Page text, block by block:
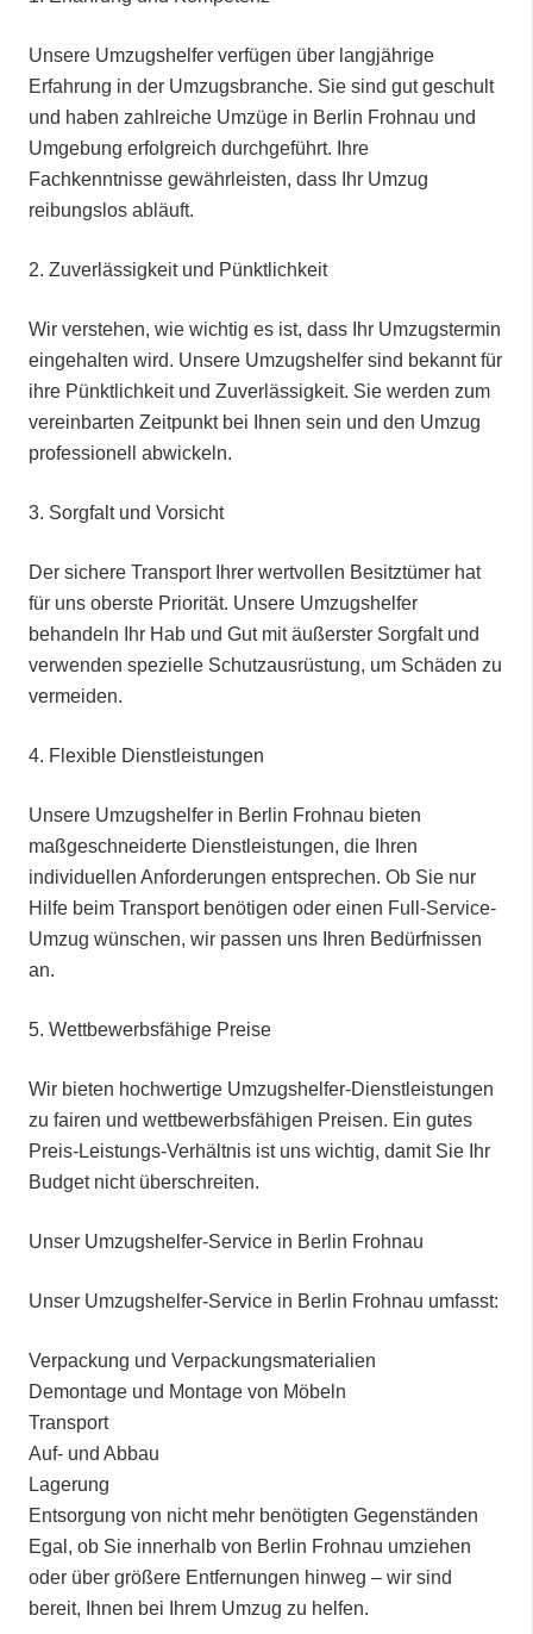
Unsere Umzugshelfer verfügen über langjährige
Erfahrung in der Umzugsbranche. Sie sind gut geschult
und haben zahlreiche Umzüge in Berlin Frohnau und
Umgebung erfolgreich durchgeführt. Ihre
Fachkenntnisse gewährleisten, dass Ihr Umzug
reibungslos abläuft.
2.⁠ ⁠Zuverlässigkeit und Pünktlichkeit
Wir verstehen, wie wichtig es ist, dass Ihr Umzugstermin
eingehalten wird. Unsere Umzugshelfer sind bekannt für
ihre Pünktlichkeit und Zuverlässigkeit. Sie werden zum
vereinbarten Zeitpunkt bei Ihnen sein und den Umzug
professionell abwickeln.
3.⁠ ⁠Sorgfalt und Vorsicht
Der sichere Transport Ihrer wertvollen Besitztümer hat
für uns oberste Priorität. Unsere Umzugshelfer
behandeln Ihr Hab und Gut mit äußerster Sorgfalt und
verwenden spezielle Schutzausrüstung, um Schäden zu
vermeiden.
4.⁠ ⁠Flexible Dienstleistungen
Unsere Umzugshelfer in Berlin Frohnau bieten
maßgeschneiderte Dienstleistungen, die Ihren
individuellen Anforderungen entsprechen. Ob Sie nur
Hilfe beim Transport benötigen oder einen Full-Service-
Umzug wünschen, wir passen uns Ihren Bedürfnissen
an.
5.⁠ ⁠Wettbewerbsfähige Preise
Wir bieten hochwertige Umzugshelfer-Dienstleistungen
zu fairen und wettbewerbsfähigen Preisen. Ein gutes
Preis-Leistungs-Verhältnis ist uns wichtig, damit Sie Ihr
Budget nicht überschreiten.
Unser Umzugshelfer-Service in Berlin Frohnau
Unser Umzugshelfer-Service in Berlin Frohnau umfasst:
Verpackung und Verpackungsmaterialien
Demontage und Montage von Möbeln
Transport
Auf- und Abbau
Lagerung
Entsorgung von nicht mehr benötigten Gegenständen
Egal, ob Sie innerhalb von Berlin Frohnau umziehen
oder über größere Entfernungen hinweg – wir sind
bereit, Ihnen bei Ihrem Umzug zu helfen.